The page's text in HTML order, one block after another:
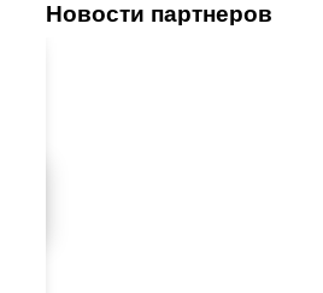
Новости партнеров